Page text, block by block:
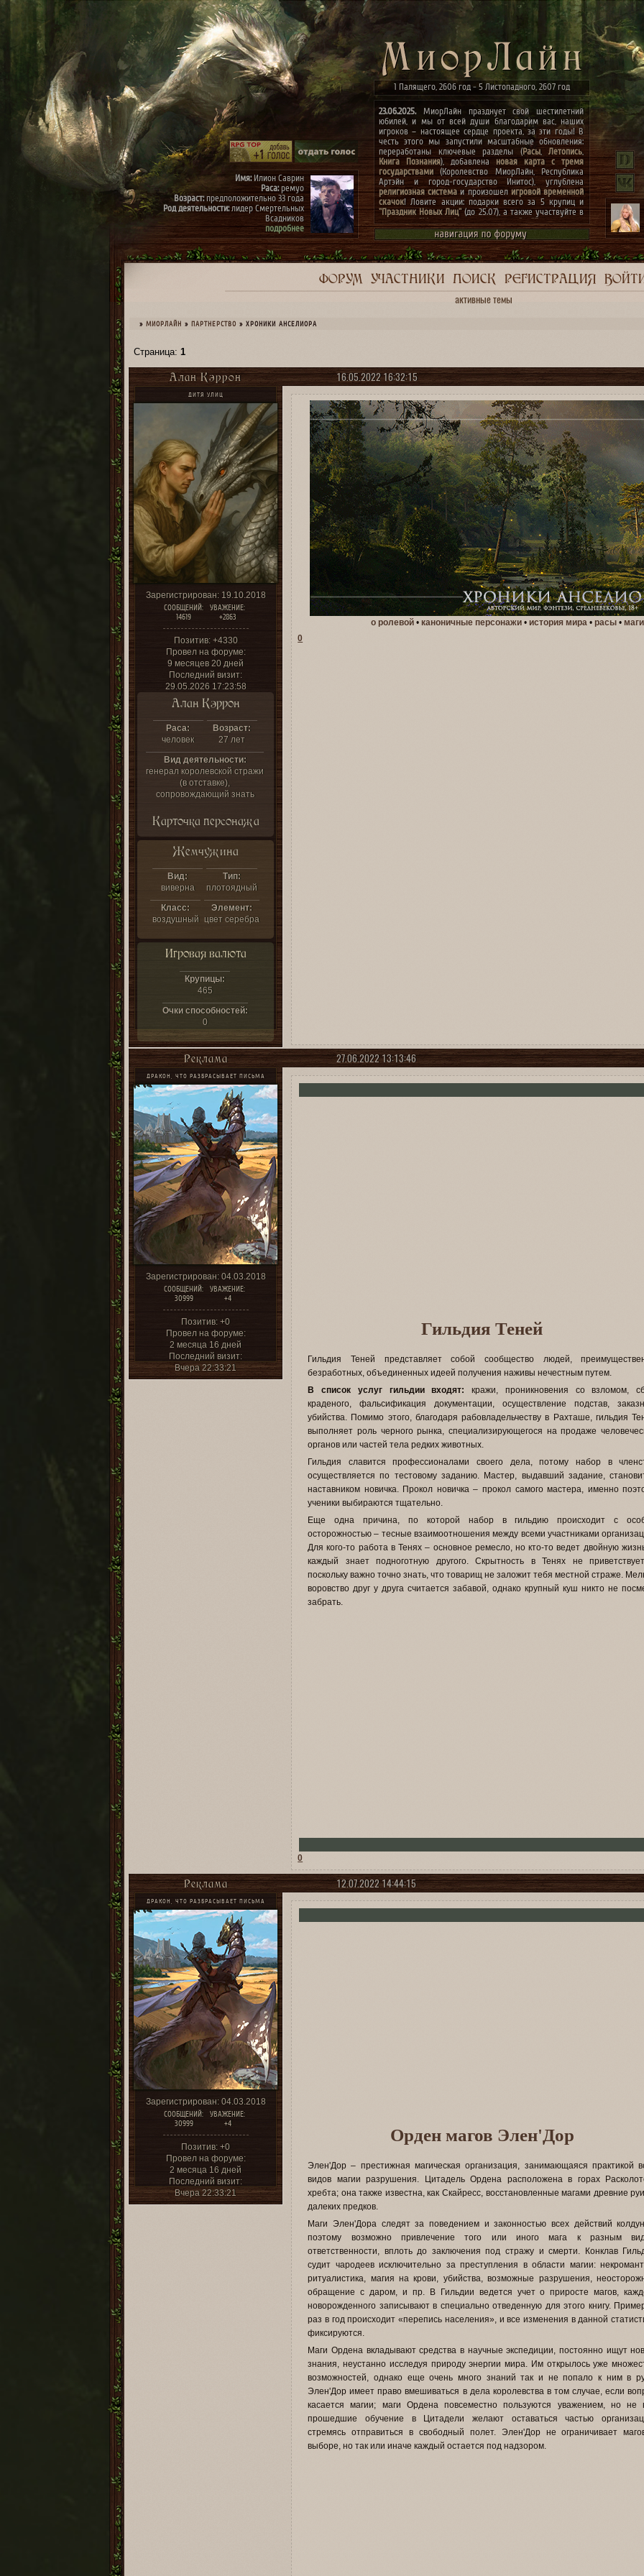
1 Палящего, 2606 год - 5 Листопадного, 2607 год
23.06.2025.МиорЛайн празднует свой шестилетний
юбилей, и мы от всей души благодарим вас, наших
игроков – настоящее сердце проекта, за эти годы! В
честь этого мы запустили масштабные обновления:
переработаны ключевые разделы (Расы, Летопись,
Книга Познания), добавлена новая карта с тремя
государствами(Королевство МиорЛайн, Республика
Артэйн и город-государство Инитос), углублена
религиозная системаи произошелигровой временной
скачок! Ловите акции: подарки всего за 5 крупиц и
"Праздник Новых Лиц"(до 25.07), а также участвуйте в
конкурсах"Маски сброшены, господа"и"Беспорядок в
архиве"(до 07.07)! Мечты сбываются, присоединяйтесь
к празднику! ✨
Имя:Илион Саврин
Раса:ремуо
Возраст:предположительно 33 года
Род деятельности:лидер Смертельных
Всадников
подробнее
Имя:Тэрис
Раса:ремуо
Возраст:предположительно 30 лет
подробнее
ФОРУМ УЧАСТНИКИ ПОИСК РЕГИСТРАЦИЯ
активные темы
» МИОРЛАЙН » ПАРТНЕРСТВО » ХРОНИКИ АНСЕЛИОРА
Страница:1
16.05.2022 16:32:15
Алан Кэррон
ДИТЯ УЛИЦ
Зарегистрирован: 19.10.2018
СООБЩЕНИЙ:
14619
УВАЖЕНИЕ:
+2863
Позитив: +4330
Провел на форуме:
9 месяцев 20 дней
Последний визит:
29.05.2026 17:23:58
Алан Кэррон
Раса:
человек
Возраст:
27 лет
Вид деятельности:
генерал королевской стражи
(в отставке),
сопровождающий знать
Карточка персонажа
Жемчужина
Вид:
виверна
Тип:
плотоядный
Класс:
воздушный
Элемент:
цвет серебра
Игровая валюта
Крупицы:
465
Очки способностей:
0
о ролевой • каноничные персонажи • история мира • расы •
0
27.06.2022 13:13:46
Реклама
ДРАКОН, ЧТО РАЗБРАСЫВАЕТ ПИСЬМА
Зарегистрирован: 04.03.2018
СООБЩЕНИЙ:
30999
УВАЖЕНИЕ:
+4
Позитив: +0
Провел на форуме:
2 месяца 16 дней
Последний визит:
Вчера 22:33:21
Гильдия Теней
Гильдия Теней представляет собой сообщество людей,
безработных, объединенных идеей получения наживы нечестным путем.
В список услуг гильдии входят: кражи, проникновения со взломом,
краденого, фальсификация документации, осуществление подстав,
убийства. Помимо этого, благодаря рабовладельчеству в Рахташе, гильдия
выполняет роль черного рынка, специализирующегося на продаже
органов или частей тела редких животных.
Гильдия славится профессионалами своего дела, потому набор в
осуществляется по тестовому заданию. Мастер, выдавший задание,
наставником новичка. Прокол новичка – прокол самого мастера, именно
ученики выбираются тщательно.
Еще одна причина, по которой набор в гильдию происходит с
осторожностью – тесные взаимоотношения между всеми участниками
Для кого-то работа в Тенях – основное ремесло, но кто-то ведет двойную
каждый знает подноготную другого. Скрытность в Тенях не
поскольку важно точно знать, что товарищ не заложит тебя местной страже.
воровство друг у друга считается забавой, однако крупный куш никто не
забрать.
0
12.07.2022 14:44:15
Реклама
ДРАКОН, ЧТО РАЗБРАСЫВАЕТ ПИСЬМА
Зарегистрирован: 04.03.2018
СООБЩЕНИЙ:
30999
УВАЖЕНИЕ:
+4
Позитив: +0
Провел на форуме:
2 месяца 16 дней
Последний визит:
Вчера 22:33:21
Орден магов Элен'Дор
Элен'Дор – престижная магическая организация, занимающаяся практикой
видов магии разрушения. Цитадель Ордена расположена в горах
хребта; она также известна, как Скайресс, восстановленные магами древние
далеких предков.
Маги Элен'Дора следят за поведением и законностью всех действий
поэтому возможно привлечение того или иного мага к разным
ответственности, вплоть до заключения под стражу и смерти. Конклав
судит чародеев исключительно за преступления в области магии:
ритуалистика, магия на крови, убийства, возможные разрушения,
обращение с даром, и пр. В Гильдии ведется учет о приросте магов,
новорожденного записывают в специально отведенную для этого книгу.
раз в год происходит «перепись населения», и все изменения в данной
фиксируются.
Маги Ордена вкладывают средства в научные экспедиции, постоянно ищут
знания, неустанно исследуя природу энергии мира. Им открылось уже
возможностей, однако еще очень много знаний так и не попало к ним в
Элен'Дор имеет право вмешиваться в дела королевства в том случае, если
касается магии; маги Ордена повсеместно пользуются уважением, но не
прошедшие обучение в Цитадели желают оставаться частью
стремясь отправиться в свободный полет. Элен'Дор не ограничивает
выборе, но так или иначе каждый остается под надзором.